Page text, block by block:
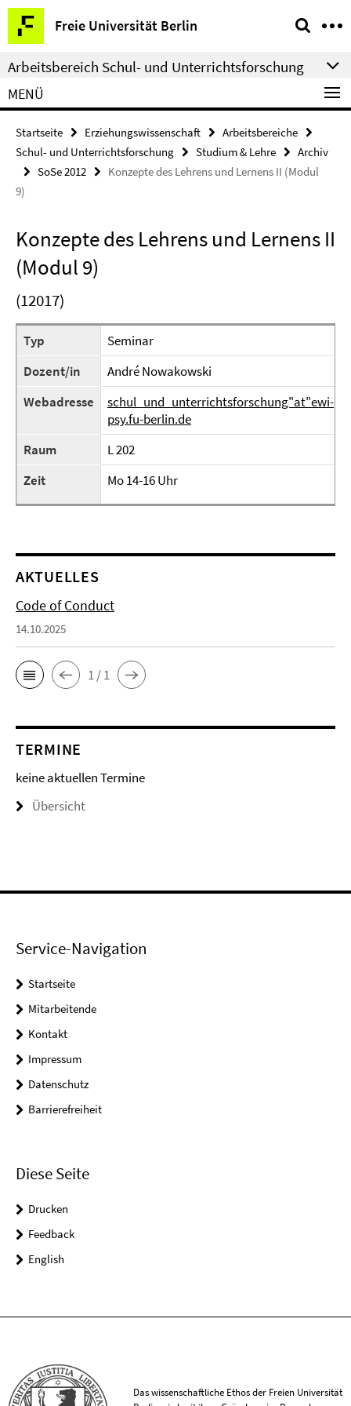
Springe
direkt
zu
Inhalt
Freie Universität Berlin
Service-
Navigation
Arbeitsbereich Schul- und Unterrichtsforschung
MENÜ
Startseite Erziehungswissenschaft
Arbeitsbereiche
Schul- und Unterrichtsforschung
Studium & Lehre
Archiv
SoSe 2012
Konzepte des Lehrens und Lernens II (Modul
9)
Konzepte des Lehrens und Lernens II
(Modul 9)
(12017)
Typ
Seminar
Dozent/in
André Nowakowski
Webadresse
schul_und_unterrichtsforschung"at"ewi-
psy.fu-berlin.de
Raum
L 202
Zeit
Mo 14-16 Uhr
AKTUELLES
Code of Conduct
14.10.2025
1 / 1
TERMINE
keine aktuellen Termine
Übersicht
Service-Navigation
Startseite
Mitarbeitende
Kontakt
Impressum
Datenschutz
Barrierefreiheit
Diese Seite
Drucken
Feedback
English
Das wissenschaftliche Ethos der Freien Universität